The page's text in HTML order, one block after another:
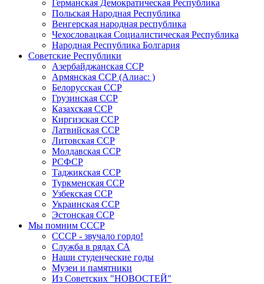
Германская Демократическая Республика
Польская Народная Республика
Венгерская народная республика
Чехословацкая Социалистическая Республика
Народная Республика Болгария
Советские Республики
Азербайджанская ССР
Армянская ССР (Алиас: )
Белорусская ССР
Грузинская ССР
Казахская ССР
Киргизская ССР
Латвийская ССР
Литовская ССР
Молдавская ССР
РСФСР
Таджикская ССР
Туркменская ССР
Узбекская ССР
Украинская ССР
Эстонская ССР
Мы помним СССР
СССР - звучало гордо!
Служба в рядах СА
Наши студенческие годы
Музеи и памятники
Из Советских "НОВОСТЕЙ"